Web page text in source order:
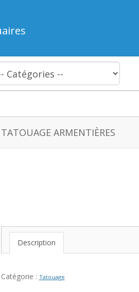
TATOUAGE ARMENTIÈRES
Description
Catégorie : Tatouage